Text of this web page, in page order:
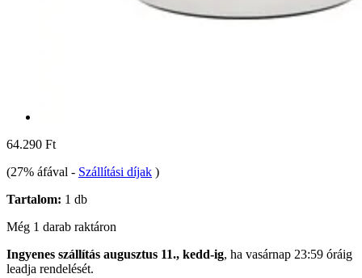
64.290 Ft
(27% áfával - Szállítási díjak )
Tartalom: 1 db
Még 1 darab raktáron
Ingyenes szállítás augusztus 11., kedd-ig, ha vasárnap 23:59 óráig
leadja rendelését.